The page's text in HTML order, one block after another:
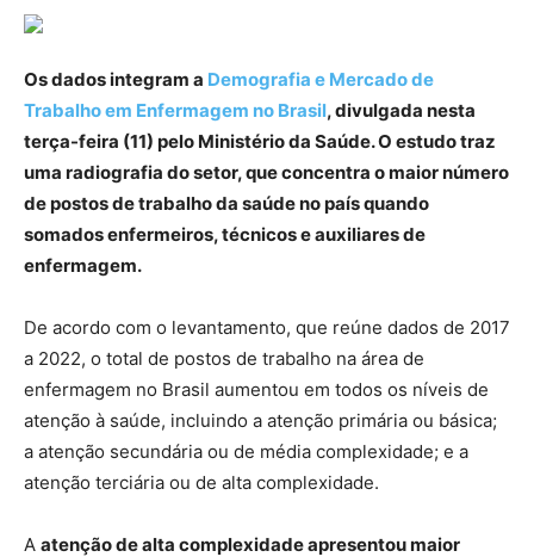
Os dados integram a Demografia e Mercado de
Trabalho em Enfermagem no Brasil, divulgada nesta
terça-feira (11) pelo Ministério da Saúde. O estudo traz
uma radiografia do setor, que concentra o maior número
de postos de trabalho da saúde no país quando
somados enfermeiros, técnicos e auxiliares de
enfermagem.
De acordo com o levantamento, que reúne dados de 2017
a 2022, o total de postos de trabalho na área de
enfermagem no Brasil aumentou em todos os níveis de
atenção à saúde, incluindo a atenção primária ou básica;
a atenção secundária ou de média complexidade; e a
atenção terciária ou de alta complexidade.
A atenção de alta complexidade apresentou maior